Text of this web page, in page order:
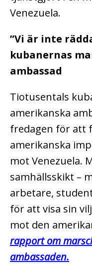
Venezuela.
”Vi är inte
kubanernas
ambassad
Tiotusentals
amerikanska
fredagen för att
amerikanska
mot Venezuela.
samhällsskikt –
arbetare,
för att visa sin
mot den
rapport om
ambassaden.